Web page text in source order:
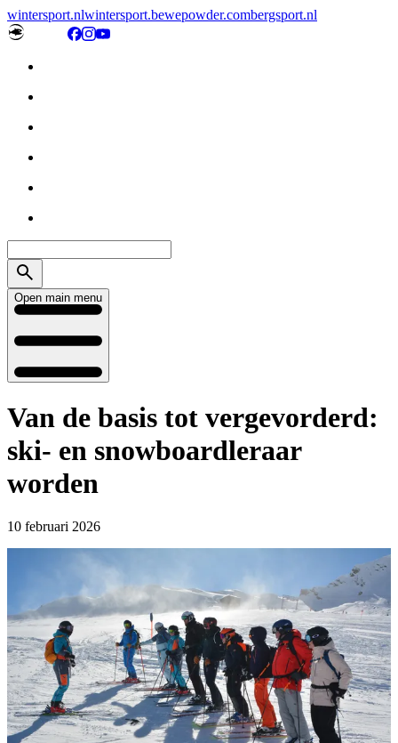
wintersport.nlwintersport.bewepowder.combergsport.nl
Open main menu
Van de basis tot vergevorderd:
ski- en snowboardleraar
worden
10 februari 2026